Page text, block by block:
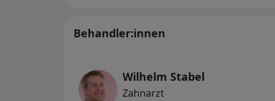
Behandler:innen
Wilhelm Stabel
Zahnarzt